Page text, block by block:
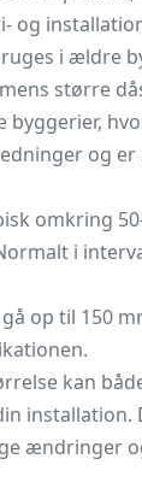
og
i ældre
større
byggerier,
og
omkring
i
gå op til 150
kan
installation.
ændringer